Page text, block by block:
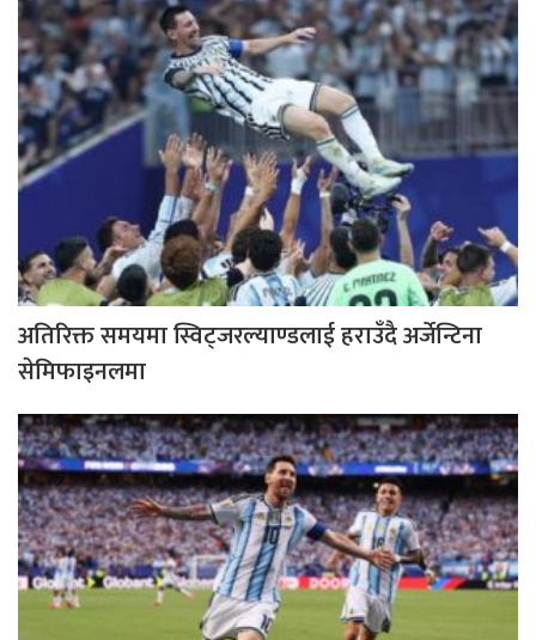
अतिरिक्त समयमा स्विट्जरल्याण्डलाई हराउँदै अर्जेन्टिना
सेमिफाइनलमा